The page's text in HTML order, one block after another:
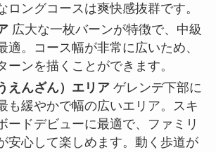
ロングコースは爽快感抜群です。
広大な一枚バーンが特徴で、中級
適。コース幅が非常に広いため、
ーンを描くことができます。
えんざん）エリアゲレンデ下部に
も緩やかで幅の広いエリア。スキ
ードデビューに最適で、ファミリ
安心して楽しめます。動く歩道が